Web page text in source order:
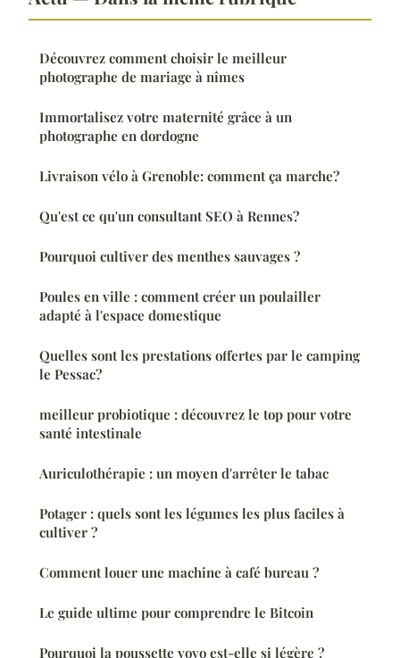
Découvrez comment choisir le meilleur
photographe de mariage à nîmes
Immortalisez votre maternité grâce à un
photographe en dordogne
Livraison vélo à Grenoble: comment ça marche?
Qu'est ce qu'un consultant SEO à Rennes?
Pourquoi cultiver des menthes sauvages ?
Poules en ville : comment créer un poulailler
adapté à l'espace domestique
Quelles sont les prestations offertes par le camping
le Pessac?
meilleur probiotique : découvrez le top pour votre
santé intestinale
Auriculothérapie : un moyen d'arrêter le tabac
Potager : quels sont les légumes les plus faciles à
cultiver ?
Comment louer une machine à café bureau ?
Le guide ultime pour comprendre le Bitcoin
Pourquoi la poussette yoyo est-elle si légère ?